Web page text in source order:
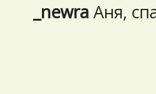
_newra Аня,